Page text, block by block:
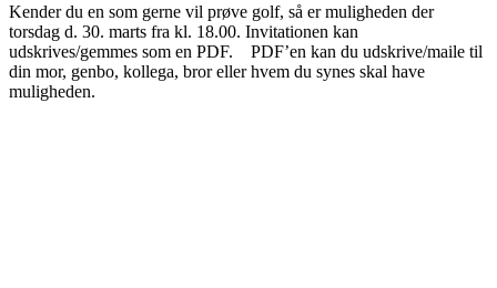
Kender du en som gerne vil prøve golf, så er muligheden der
torsdag d. 30. marts fra kl. 18.00. Invitationen kan
udskrives/gemmes som en PDF. PDF’en kan du udskrive/maile til
din mor, genbo, kollega, bror eller hvem du synes skal have
muligheden.